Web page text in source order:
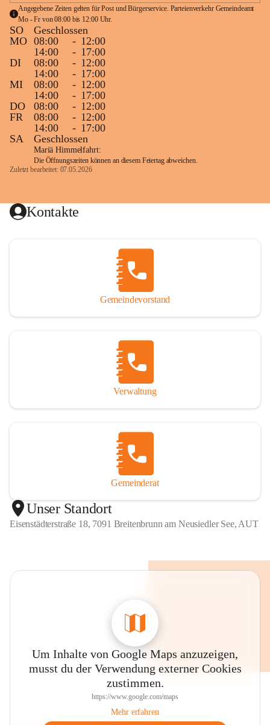
Angegebene Zeiten gelten für Post und Bürgerservice. Parteienverkehr Gemeindeamt
Mo - Fr von 08:00 bis 12:00 Uhr.
SO
Geschlossen
MO 08:00 - 12:00
14:00
- 17:00
DI
08:00 - 12:00
14:00
- 17:00
MI
08:00 - 12:00
14:00
- 17:00
DO
08:00 - 12:00
FR
08:00 - 12:00
14:00
- 17:00
SA
Geschlossen
Mariä Himmelfahrt:
Die Öffnungszeiten können an diesem Feiertag abweichen.
Zuletzt bearbeitet: 07.05.2026
Kontakte
Gemeindevorstand
Verwaltung
Gemeinderat
Unser Standort
Eisenstädterstraße 18, 7091 Breitenbrunn am Neusiedler See, AUT
Um Inhalte von Google Maps anzuzeigen,
musst du der Verwendung externer Cookies
zustimmen.
https://www.google.com/maps
Mehr erfahren